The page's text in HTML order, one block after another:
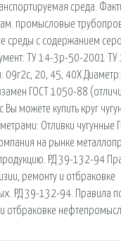
среда.
промысловые
среды с содержанием
ТУ 14-3р-50-2001
09г2с, 20, 45, 40Х
ГОСТ 1050-88
можете купить круг
Отливки чугунные
на рынке
РД 39-132-94
ремонту и отбраковке
РД 39-132-94. Правила по
отбраковке